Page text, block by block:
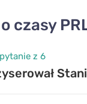
czasy
z 6